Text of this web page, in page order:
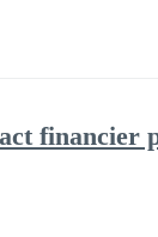
financier